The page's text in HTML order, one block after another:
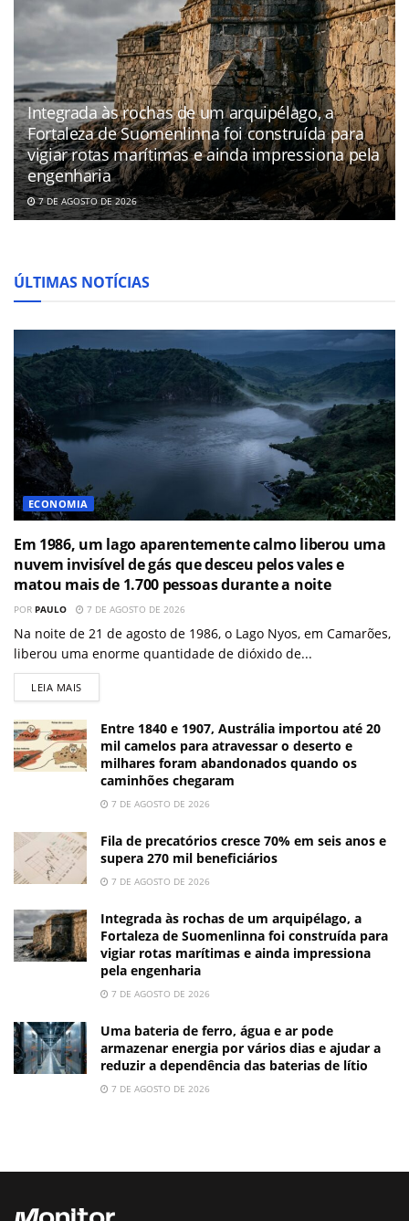
Integrada às rochas de um arquipélago, a
Fortaleza de Suomenlinna foi construída para
vigiar rotas marítimas e ainda impressiona pela
engenharia
7 DE AGOSTO DE 2026
ÚLTIMAS NOTÍCIAS
ECONOMIA
Em 1986, um lago aparentemente calmo liberou uma
nuvem invisível de gás que desceu pelos vales e
matou mais de 1.700 pessoas durante a noite
POR PAULO 7 DE AGOSTO DE 2026
Na noite de 21 de agosto de 1986, o Lago Nyos, em Camarões,
liberou uma enorme quantidade de dióxido de...
LEIA MAIS
Entre 1840 e 1907, Austrália importou até 20
mil camelos para atravessar o deserto e
milhares foram abandonados quando os
caminhões chegaram
7 DE AGOSTO DE 2026
Fila de precatórios cresce 70% em seis anos e
supera 270 mil beneficiários
7 DE AGOSTO DE 2026
Integrada às rochas de um arquipélago, a
Fortaleza de Suomenlinna foi construída para
vigiar rotas marítimas e ainda impressiona
pela engenharia
7 DE AGOSTO DE 2026
Uma bateria de ferro, água e ar pode
armazenar energia por vários dias e ajudar a
reduzir a dependência das baterias de lítio
7 DE AGOSTO DE 2026